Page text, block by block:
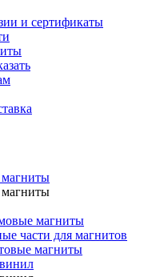
и сертификаты
магниты
части для магнитов
магниты